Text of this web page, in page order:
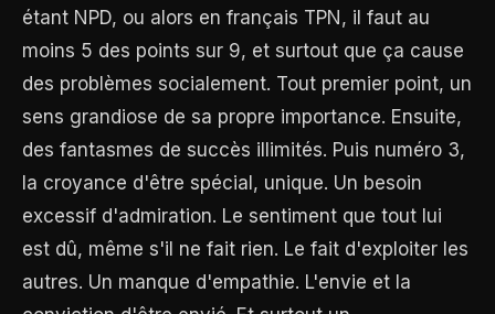
étant NPD, ou alors en français TPN, il faut au
moins 5 des points sur 9, et surtout que ça cause
des problèmes socialement. Tout premier point, un
sens grandiose de sa propre importance. Ensuite,
des fantasmes de succès illimités. Puis numéro 3,
la croyance d'être spécial, unique. Un besoin
excessif d'admiration. Le sentiment que tout lui
est dû, même s'il ne fait rien. Le fait d'exploiter les
autres. Un manque d'empathie. L'envie et la